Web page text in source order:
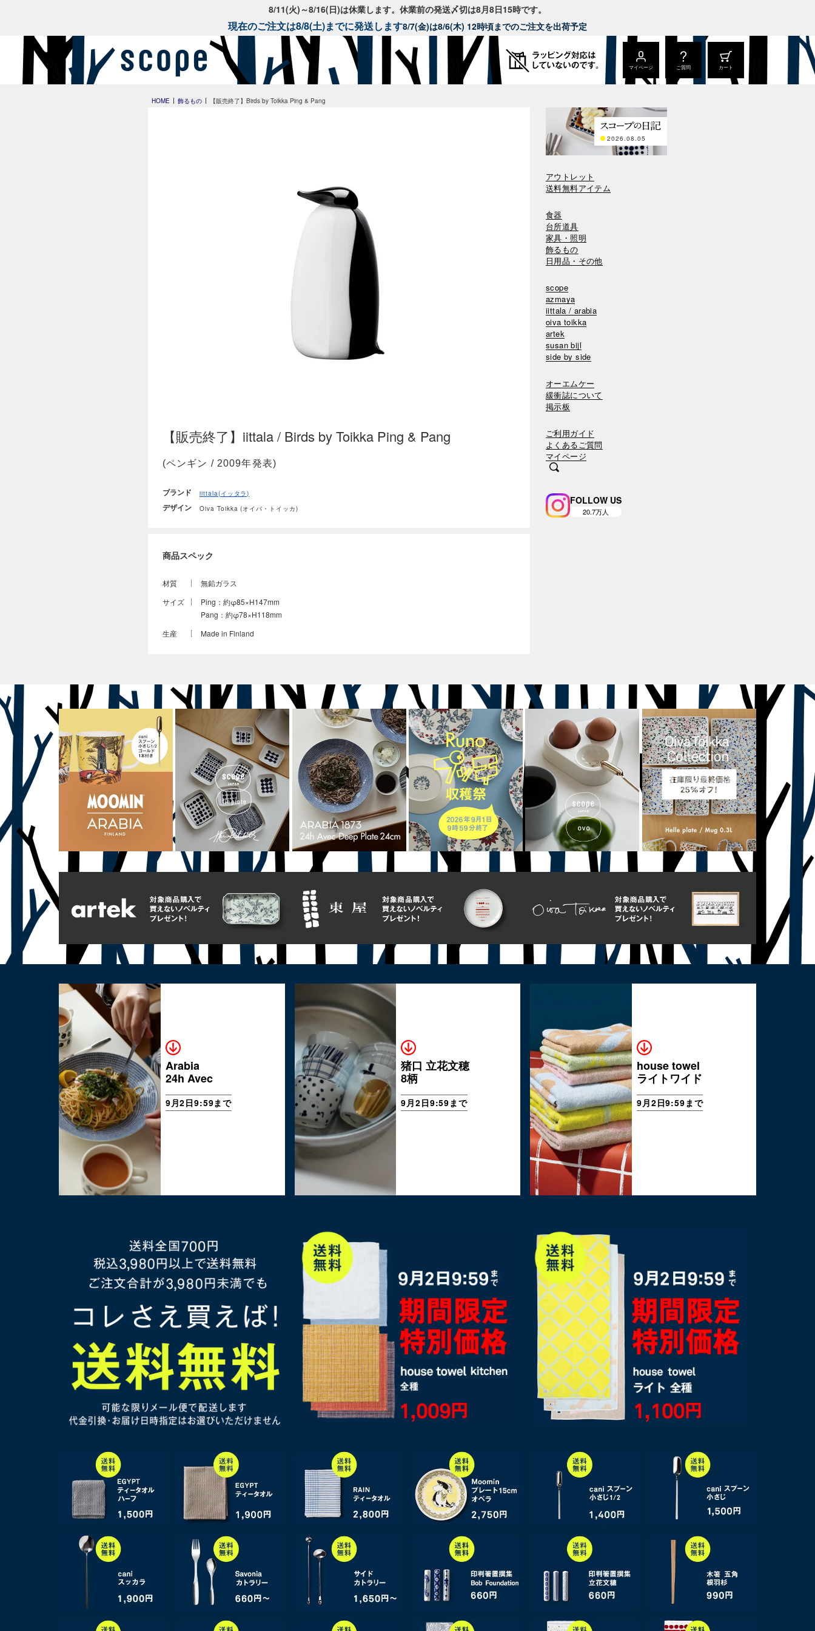
8/11(火)～8/16(日)は休業します。休業前の発送〆切は8月8日15時です。
現在のご注文は8/8(土)までに発送します8/7(金)は8/6(木) 12時頃までのご注文を出荷予定
マイページ ご質問 カート
HOME 飾るもの 【販売終了】Birds by Toikka Ping & Pang
【販売終了】iittala / Birds by Toikka Ping & Pang
(ペンギン / 2009年発表)
ブランド iittala(イッタラ)
デザイン Oiva Toikka (オイバ・トイッカ)
商品スペック
材質
無鉛ガラス
サイズ
Ping：約φ85×H147mm
Pang：約φ78×H118mm
生産
Made in Finland
2026.08.05
アウトレット
送料無料アイテム
食器
台所道具
家具・照明
飾るもの
日用品・その他
scope
azmaya
iittala / arabia
oiva toikka
artek
susan bijl
side by side
オーエムケー
緩衝誌について
掲示板
ご利用ガイド
よくあるご質問
マイページ
FOLLOW US
Arabia
24h Avec
9月2日9:59まで
猪口 立花文穂
8柄
9月2日9:59まで
house towel
ライトワイド
9月2日9:59まで